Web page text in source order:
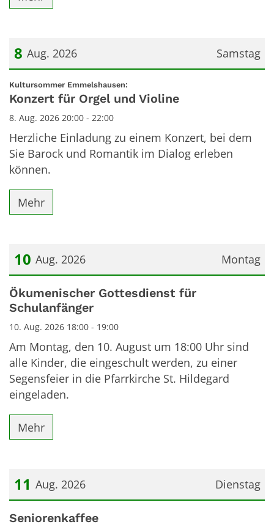
Samstag
8 Aug. 2026
Datum: 8. August 2026
Kultursommer Emmelshausen:
Konzert für Orgel und Violine
8. Aug. 2026 20:00 - 22:00
Herzliche Einladung zu einem Konzert, bei dem
Sie Barock und Romantik im Dialog erleben
können.
Mehr
Montag
10 Aug. 2026
Datum: 10. August 2026
Ökumenischer Gottesdienst für
Schulanfänger
10. Aug. 2026 18:00 - 19:00
Am Montag, den 10. August um 18:00 Uhr sind
alle Kinder, die eingeschult werden, zu einer
Segensfeier in die Pfarrkirche St. Hildegard
eingeladen.
Mehr
Dienstag
11 Aug. 2026
Datum: 11. August 2026
Seniorenkaffee